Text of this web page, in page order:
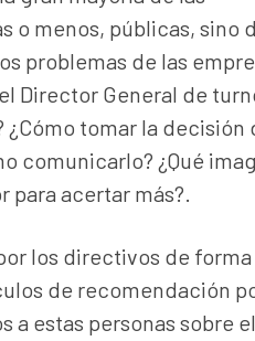
o menos, públicas, sino
problemas de las
Director General de
tomar la decisión
comunicarlo? ¿Qué
para acertar más?.
los directivos de
de recomendación
a estas personas sobre